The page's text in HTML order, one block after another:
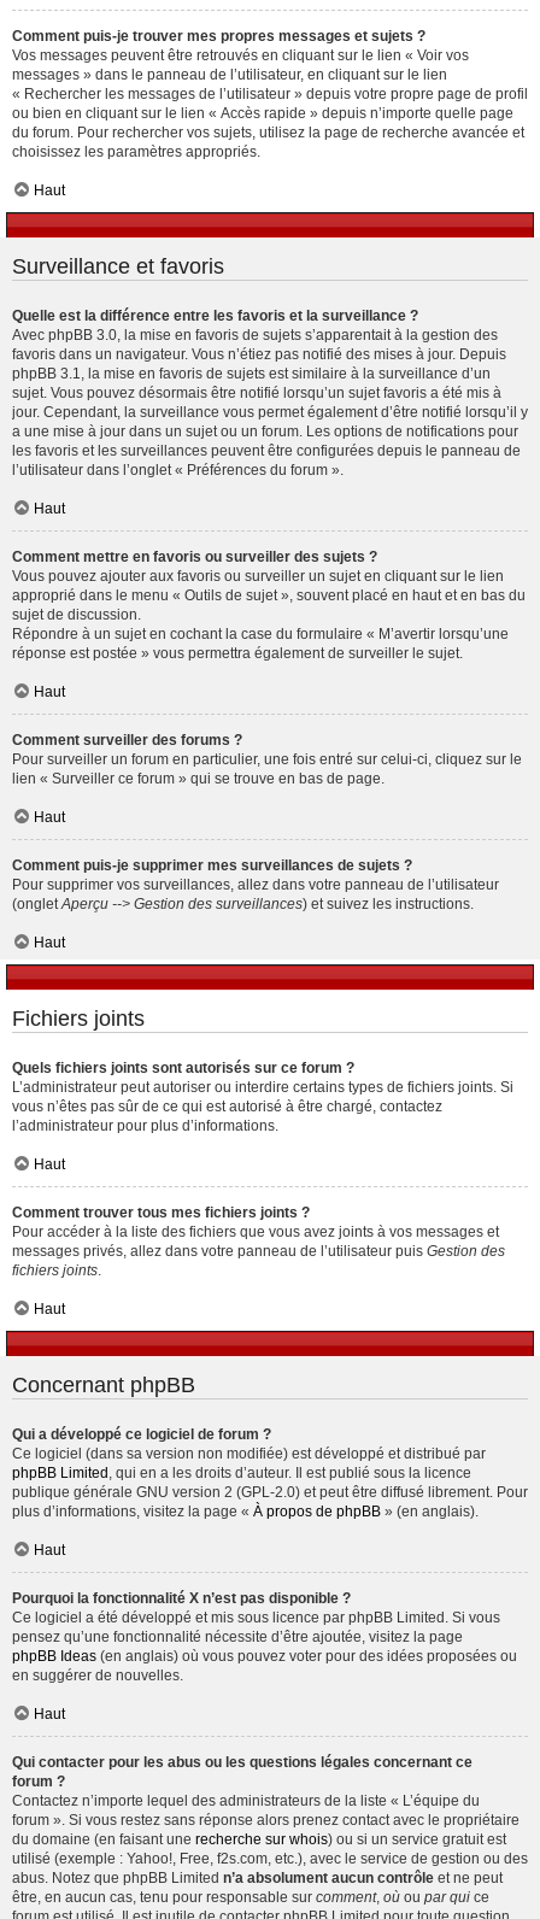
Comment puis-je trouver mes propres messages et sujets ?
Vos messages peuvent être retrouvés en cliquant sur le lien « Voir vos
messages » dans le panneau de l’utilisateur, en cliquant sur le lien
« Rechercher les messages de l’utilisateur » depuis votre propre page de profil
ou bien en cliquant sur le lien « Accès rapide » depuis n’importe quelle page
du forum. Pour rechercher vos sujets, utilisez la page de recherche avancée et
choisissez les paramètres appropriés.
Haut
Surveillance et favoris
Quelle est la différence entre les favoris et la surveillance ?
Avec phpBB 3.0, la mise en favoris de sujets s’apparentait à la gestion des
favoris dans un navigateur. Vous n’étiez pas notifié des mises à jour. Depuis
phpBB 3.1, la mise en favoris de sujets est similaire à la surveillance d’un
sujet. Vous pouvez désormais être notifié lorsqu’un sujet favoris a été mis à
jour. Cependant, la surveillance vous permet également d’être notifié lorsqu’il y
a une mise à jour dans un sujet ou un forum. Les options de notifications pour
les favoris et les surveillances peuvent être configurées depuis le panneau de
l’utilisateur dans l’onglet « Préférences du forum ».
Haut
Comment mettre en favoris ou surveiller des sujets ?
Vous pouvez ajouter aux favoris ou surveiller un sujet en cliquant sur le lien
approprié dans le menu « Outils de sujet », souvent placé en haut et en bas du
sujet de discussion.
Répondre à un sujet en cochant la case du formulaire « M’avertir lorsqu’une
réponse est postée » vous permettra également de surveiller le sujet.
Haut
Comment surveiller des forums ?
Pour surveiller un forum en particulier, une fois entré sur celui-ci, cliquez sur le
lien « Surveiller ce forum » qui se trouve en bas de page.
Haut
Comment puis-je supprimer mes surveillances de sujets ?
Pour supprimer vos surveillances, allez dans votre panneau de l’utilisateur
(onglet Aperçu --> Gestion des surveillances) et suivez les instructions.
Haut
Fichiers joints
Quels fichiers joints sont autorisés sur ce forum ?
L’administrateur peut autoriser ou interdire certains types de fichiers joints. Si
vous n’êtes pas sûr de ce qui est autorisé à être chargé, contactez
l’administrateur pour plus d’informations.
Haut
Comment trouver tous mes fichiers joints ?
Pour accéder à la liste des fichiers que vous avez joints à vos messages et
messages privés, allez dans votre panneau de l’utilisateur puis Gestion des
fichiers joints
Haut
Concernant phpBB
Qui a développé ce logiciel de forum ?
Ce logiciel (dans sa version non modifiée) est développé et distribué par
phpBB Limited , qui en a les droits d’auteur. Il est publié sous la licence
publique générale GNU version 2 (GPL-2.0) et peut être diffusé librement. Pour
plus d’informations, visitez la page « À propos de phpBB » (en anglais).
Haut
Pourquoi la fonctionnalité X n’est pas disponible ?
Ce logiciel a été développé et mis sous licence par phpBB Limited. Si vous
pensez qu’une fonctionnalité nécessite d’être ajoutée, visitez la page
phpBB Ideas (en anglais) où vous pouvez voter pour des idées proposées ou
en suggérer de nouvelles.
Haut
Qui contacter pour les abus ou les questions légales concernant ce
forum ?
Contactez n’importe lequel des administrateurs de la liste « L’équipe du
forum ». Si vous restez sans réponse alors prenez contact avec le propriétaire
du domaine (en faisant une recherche sur whois) ou si un service gratuit est
utilisé (exemple : Yahoo!, Free, f2s.com, etc.), avec le service de gestion ou des
abus. Notez que phpBB Limited n’a absolument aucun contrôle et ne peut
être, en aucun cas, tenu pour responsable sur comment, où ou par qui ce